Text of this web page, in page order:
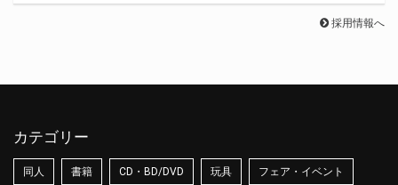
採用情報へ
カテゴリー
同人 書籍 CD・BD/DVD 玩具 フェア・イベント